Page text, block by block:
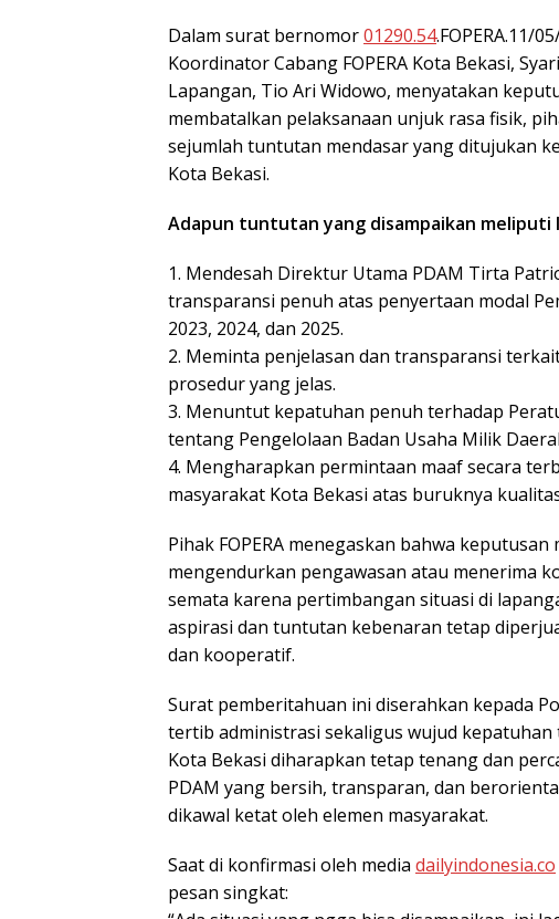
Dalam surat bernomor01290.54.FOPERA.11/
Koordinator Cabang FOPERA Kota Bekasi,
Lapangan, Tio Ari Widowo, menyatakan
membatalkan pelaksanaan unjuk rasa fisik,
sejumlah tuntutan mendasar yang ditujukan
Kota Bekasi.
Adapun tuntutan yang disampaikan meliputi
1. Mendesah Direktur Utama PDAM Tirta
transparansi penuh atas penyertaan modal
2023, 2024, dan 2025.
2. Meminta penjelasan dan transparansi
prosedur yang jelas.
3. Menuntut kepatuhan penuh terhadap
tentang Pengelolaan Badan Usaha Milik
4. Mengharapkan permintaan maaf secara
masyarakat Kota Bekasi atas buruknya
Pihak FOPERA menegaskan bahwa
mengendurkan pengawasan atau menerima
semata karena pertimbangan situasi di
aspirasi dan tuntutan kebenaran tetap
dan kooperatif.
Surat pemberitahuan ini diserahkan kepada
tertib administrasi sekaligus wujud
Kota Bekasi diharapkan tetap tenang dan
PDAM yang bersih, transparan, dan
dikawal ketat oleh elemen masyarakat.
Saat di konfirmasi oleh media dailyindonesia.co
pesan singkat: